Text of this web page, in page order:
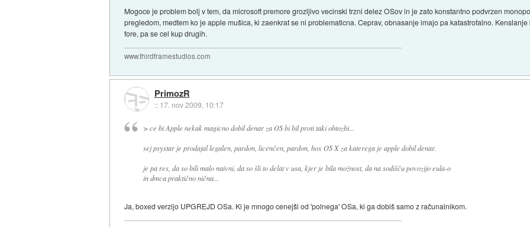
Mogoce je problem bolj v tem, da microsoft premore grozljivo vecinski trzni delez OSov in je zato konstantno podvrzen
pregledom, medtem ko je apple mušica, ki zaenkrat se ni problematicna. Ceprav, obnasanje imajo pa katastrofalno.
fore, pa se cel kup drugih.
www.thirdframestudios.com
PrimozR
:: 17. nov 2009, 10:17
> ce bi Apple nekak magicno dobil denar za OS bi bil proti taki obtozbi...
sej psystar je prodajal legalen, pardon, licenčen, pardon, box OS X za katerega je apple dobil denar.
je pa res, da so bili malo naivni, da so šli to delat v usa, kjer je bila možnost, da na sodišču povozijo eula-o
in dmca praktično nična...
Ja, boxed verzijo UPGREJD OSa. Ki je mnogo cenejši od 'polnega' OSa, ki ga dobiš samo z računalnikom.